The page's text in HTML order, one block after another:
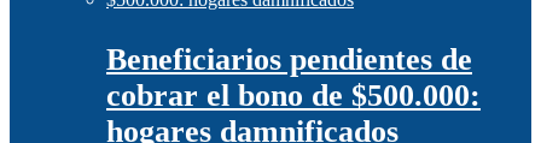
Beneficiarios pendientes de
cobrar el bono de $500.000:
hogares damnificados